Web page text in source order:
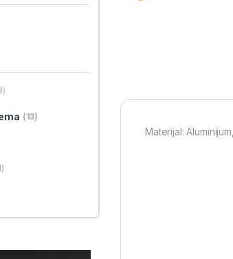
Materijal:
(13)